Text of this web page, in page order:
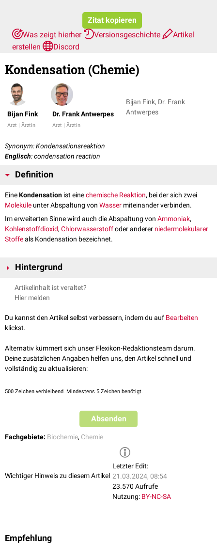
Zitat kopieren
Was zeigt hierher
Versionsgeschichte
Artikel
erstellen
Discord
Kondensation (Chemie)
Bijan Fink
Arzt | Ärztin
Dr. Frank Antwerpes
Arzt | Ärztin
Bijan Fink, Dr. Frank
Antwerpes
Synonym: Kondensationsreaktion
Englisch: condensation reaction
Definition
EineKondensation ist einechemische Reaktion, bei der sich zwei
Moleküle unter Abspaltung von Wasser miteinander verbinden.
Im erweiterten Sinne wird auch die Abspaltung von Ammoniak,
Kohlenstoffdioxid, Chlorwasserstoffoder anderer niedermolekularer
Stoffeals Kondensation bezeichnet.
Hintergrund
Die Kondensation spielt insbesondere in der
Biochemie
Aldolkondensation . Auch die Veresterung
ist eine
Kondensationsreaktion.
Kondensationsreaktion, die zur Bildung vonPolymeren(Kunststoffen)
führt.
Die umgekehrte chemische Reaktion wird - im Falle von Wasser - als
Artikelinhalt ist veraltet?
Hier melden
Du kannst den Artikel selbst verbessern, indem du auf Bearbeiten
klickst.
Alternativ kümmert sich unser Flexikon-Redaktionsteam darum.
Deine zusätzlichen Angaben helfen uns, den Artikel schnell und
vollständig zu aktualisieren:
500 Zeichen verbleibend. Mindestens 5 Zeichen benötigt.
Absenden
Fachgebiete: Biochemie, Chemie
Wichtiger Hinweis zu diesem Artikel
Letzter Edit:
21.03.2024, 08:54
23.570 Aufrufe
Nutzung: BY-NC-SA
Empfehlung